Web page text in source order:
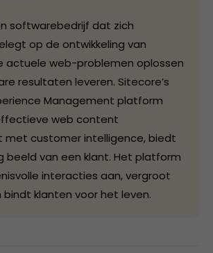
softwarebedrijf dat zich
op de ontwikkeling van
actuele web-problemen oplossen
resultaten leveren. Sitecore’s
Management platform
web content
met customer intelligence, biedt
beeld van een klant. Het platform
interacties aan, vergroot
bindt klanten voor het leven.